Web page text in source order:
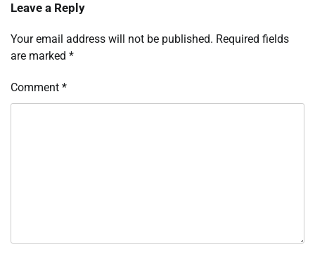
Leave a Reply
Your email address will not be published. Required fields
are marked *
Comment *